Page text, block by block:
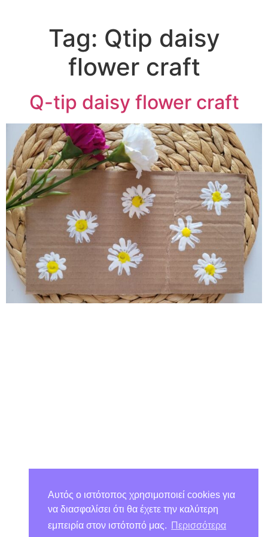
Tag: Qtip daisy
flower craft
Q-tip daisy flower craft
Αυτός ο ιστότοπος χρησιμοποιεί cookies για
να διασφαλίσει ότι θα έχετε την καλύτερη
εμπειρία στον ιστότοπό μας.
Περισσότερα